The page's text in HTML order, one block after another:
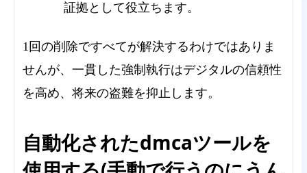
証拠として役立ちます。
1回の削除ですべてが解決するわけではありま
せんが、一貫した強制執行はデジタルの信頼性
を高め、将来の盗難を抑止します。
自動化されたdmcaツールを